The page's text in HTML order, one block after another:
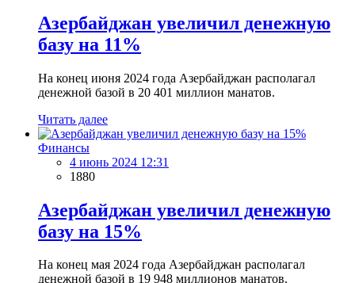
Азербайджан увеличил денежную
базу на 11%
На конец июня 2024 года Азербайджан располагал
денежной базой в 20 401 миллион манатов.
Читать далее
Финансы
4 июнь 2024 12:31
1880
Азербайджан увеличил денежную
базу на 15%
На конец мая 2024 года Азербайджан располагал
денежной базой в 19 948 миллионов манатов.